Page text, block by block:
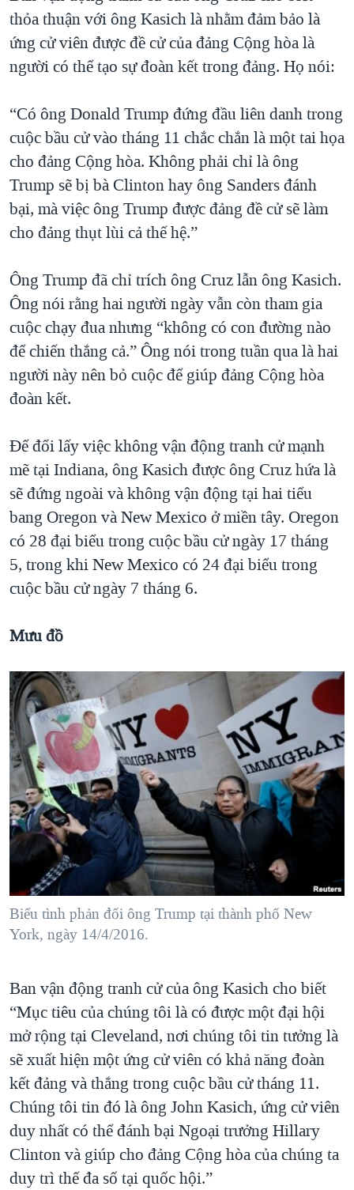
thỏa thuận với ông Kasich là nhằm đảm bảo là
ứng cử viên được đề cử của đảng Cộng hòa là
người có thể tạo sự đoàn kết trong đảng. Họ nói:
“Có ông Donald Trump đứng đầu liên danh trong
cuộc bầu cử vào tháng 11 chắc chắn là một tai họa
cho đảng Cộng hòa. Không phải chỉ là ông
Trump sẽ bị bà Clinton hay ông Sanders đánh
bại, mà việc ông Trump được đảng đề cử sẽ làm
cho đảng thụt lùi cả thế hệ.”
Ông Trump đã chỉ trích ông Cruz lẫn ông Kasich.
Ông nói rằng hai người ngày vẫn còn tham gia
cuộc chạy đua nhưng “không có con đường nào
để chiến thắng cả.” Ông nói trong tuần qua là hai
người này nên bỏ cuộc để giúp đảng Cộng hòa
đoàn kết.
Để đổi lấy việc không vận động tranh cử mạnh
mẽ tại Indiana, ông Kasich được ông Cruz hứa là
sẽ đứng ngoài và không vận động tại hai tiểu
bang Oregon và New Mexico ở miền tây. Oregon
có 28 đại biểu trong cuộc bầu cử ngày 17 tháng
5, trong khi New Mexico có 24 đại biểu trong
cuộc bầu cử ngày 7 tháng 6.
Mưu đồ
Biểu tình phản đối ông Trump tại thành phố New
York, ngày 14/4/2016.
Ban vận động tranh cử của ông Kasich cho biết
“Mục tiêu của chúng tôi là có được một đại hội
mở rộng tại Cleveland, nơi chúng tôi tin tưởng là
sẽ xuất hiện một ứng cử viên có khả năng đoàn
kết đảng và thắng trong cuộc bầu cử tháng 11.
Chúng tôi tin đó là ông John Kasich, ứng cử viên
duy nhất có thể đánh bại Ngoại trưởng Hillary
Clinton và giúp cho đảng Cộng hòa của chúng ta
duy trì thế đa số tại quốc hội.”